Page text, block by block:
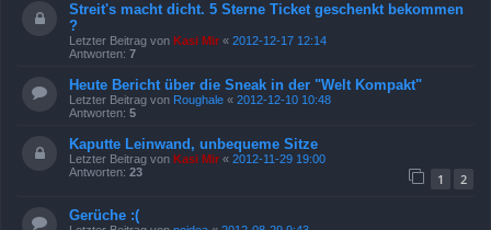
Streit's macht dicht. 5 Sterne Ticket geschenkt bekommen
?
Letzter Beitrag von Kasi Mir « 2012-12-17 12:14
Antworten: 7
Heute Bericht über die Sneak in der "Welt Kompakt"
Letzter Beitrag von Roughale « 2012-12-10 10:48
Antworten: 5
Kaputte Leinwand, unbequeme Sitze
Letzter Beitrag von Kasi Mir « 2012-11-29 19:00
Antworten: 23 1 2
Gerüche :(